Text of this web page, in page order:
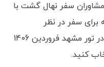
سفر نهال گشت با
سفر در نظر
گرفته‌اید، راهنماییتان می‌کنند تا در تور مشهد فروردین 1406
کنید.